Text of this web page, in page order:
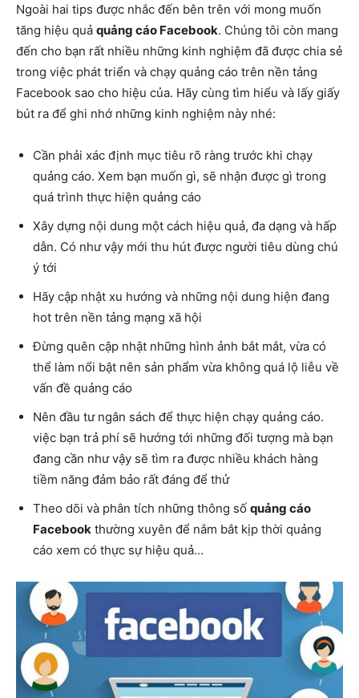
Ngoài hai tips được nhắc đến bên trên với mong muốn
tăng hiệu quả quảng cáo Facebook. Chúng tôi còn mang
đến cho bạn rất nhiều những kinh nghiệm đã được chia sẻ
trong việc phát triển và chạy quảng cáo trên nền tảng
Facebook sao cho hiệu của. Hãy cùng tìm hiểu và lấy giấy
bút ra để ghi nhớ những kinh nghiệm này nhé:
Cần phải xác định mục tiêu rõ ràng trước khi chạy
quảng cáo. Xem bạn muốn gì, sẽ nhận được gì trong
quá trình thực hiện quảng cáo
Xây dựng nội dung một cách hiệu quả, đa dạng và hấp
dẫn. Có như vậy mới thu hút được người tiêu dùng chú
ý tới
Hãy cập nhật xu hướng và những nội dung hiện đang
hot trên nền tảng mạng xã hội
Đừng quên cập nhật những hình ảnh bắt mắt, vừa có
thể làm nổi bật nên sản phẩm vừa không quá lộ liễu về
vấn đề quảng cáo
Nên đầu tư ngân sách để thực hiện chạy quảng cáo.
việc bạn trả phí sẽ hướng tới những đối tượng mà bạn
đang cần như vậy sẽ tìm ra được nhiều khách hàng
tiềm năng đảm bảo rất đáng để thử
Theo dõi và phân tích những thông số quảng cáo
Facebook thường xuyên để nắm bắt kịp thời quảng
cáo xem có thực sự hiệu quả…